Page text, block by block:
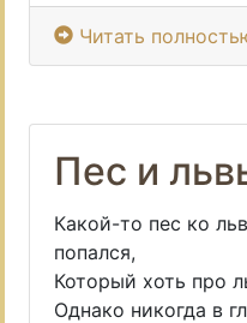
Читать
Пес и
Какой-то пес ко
попался,
Который хоть про
Однако никогда в